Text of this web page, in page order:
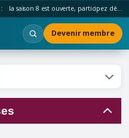
la saison 8 est ouverte, participez dès maintenant !
Devenir membre
?